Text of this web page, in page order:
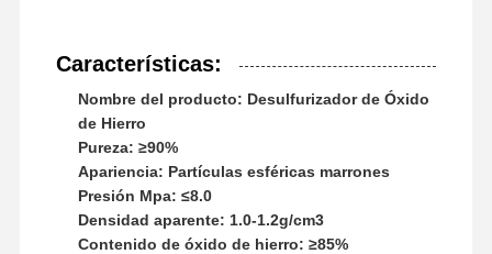
Características:
Nombre del producto: Desulfurizador de Óxido
de Hierro
Pureza: ≥90%
Apariencia: Partículas esféricas marrones
Presión Mpa: ≤8.0
Densidad aparente: 1.0-1.2g/cm3
Contenido de óxido de hierro: ≥85%